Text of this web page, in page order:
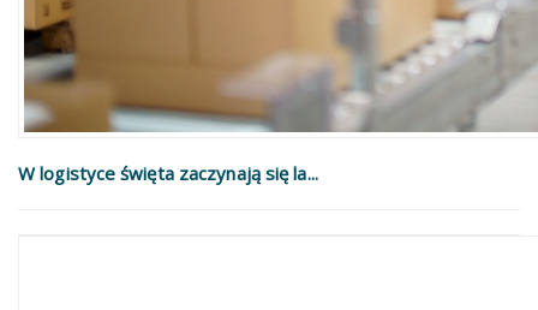
W logistyce święta zaczynają się la...